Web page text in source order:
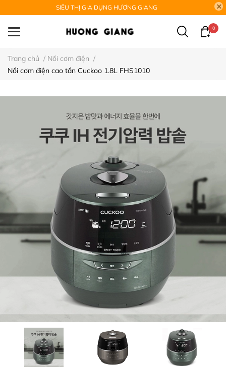
SIÊU THỊ GIA DỤNG HƯƠNG GIANG
0
Trang chủ / Nồi cơm điện /
Nồi cơm điện cao tần Cuckoo 1.8L FHS1010